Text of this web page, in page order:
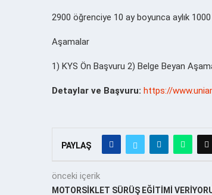
2900 öğrenciye 10 ay boyunca aylık
Aşamalar
1) KYS Ön Başvuru 2) Belge Beyan
Detaylar ve Başvuru: https://
PAYLAŞ
önceki içerik
MOTORSİKLET SÜRÜŞ EĞİTİMİ